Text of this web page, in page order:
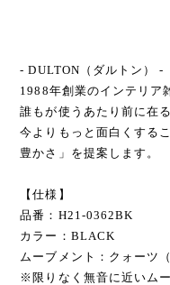
- DULTON（ダルトン） -
1988年創業のインテリア
誰もが使うあたり前に在
今よりもっと面白くする
豊かさ」を提案します。
【仕様】
品番：H21-0362BK
カラー：BLACK
ムーブメント：クォーツ
※限りなく無音に近いムー